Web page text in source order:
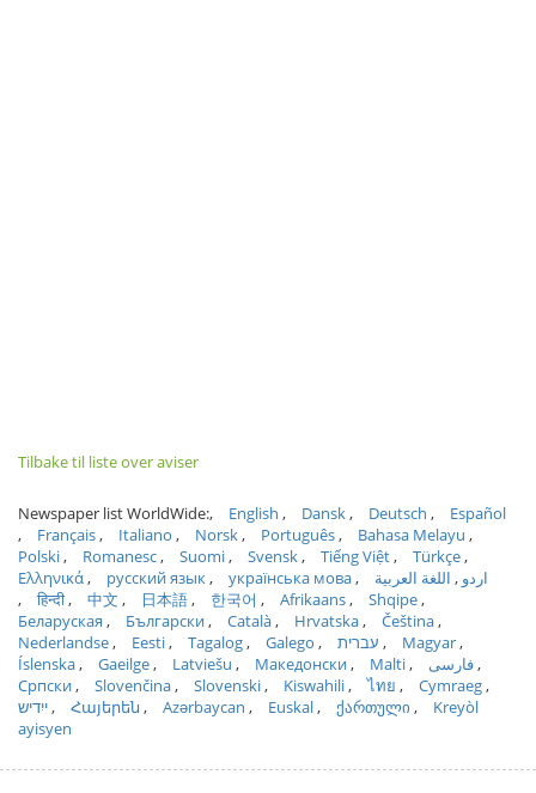
Tilbake til liste over aviser
Newspaper list WorldWide: English Dansk Deutsch
Español
Français
Italiano Norsk Português
Bahasa Melayu
Polski
Romanesc Suomi Svensk Tiếng Việt
Türkçe
Ελληνικά
русский язык українська мова اردو
اللغة العربية
हिन्दी
中文 日本語 한국어 Afrikaans
Shqipe
Беларуская
Български Català Hrvatska
Čeština
Nederlandse
Eesti Tagalog Galego עברית
Magyar
Íslenska
Gaeilge Latviešu Македонски Malti
فارسی
Српски
Slovenčina Slovenski Kiswahili ไทย
Cymraeg
ייִדיש
Հայերեն Azərbaycan Euskal ქართული
Kreyòl
ayisyen